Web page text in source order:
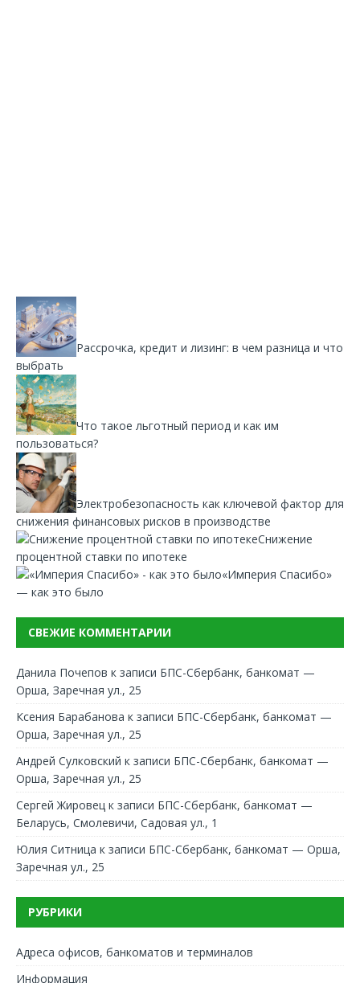
Рассрочка, кредит и лизинг: в чем разница и что
выбрать
Что такое льготный период и как им
пользоваться?
Электробезопасность как ключевой фактор для
снижения финансовых рисков в производстве
Снижение
процентной ставки по ипотеке
«Империя Спасибо»
— как это было
СВЕЖИЕ КОММЕНТАРИИ
Данила Почепов к записи БПС-Сбербанк, банкомат —
Орша, Заречная ул., 25
Ксения Барабанова к записи БПС-Сбербанк, банкомат —
Орша, Заречная ул., 25
Андрей Сулковский к записи БПС-Сбербанк, банкомат —
Орша, Заречная ул., 25
Сергей Жировец к записи БПС-Сбербанк, банкомат —
Беларусь, Смолевичи, Садовая ул., 1
Юлия Ситница к записи БПС-Сбербанк, банкомат — Орша,
Заречная ул., 25
РУБРИКИ
Адреса офисов, банкоматов и терминалов
Информация